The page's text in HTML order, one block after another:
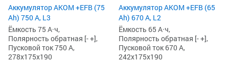
Аккумулятор AKOM +EFB (75
Ah) 750 А, L3
Ёмкость 75 А·ч,
Полярность обратная [- +],
Пусковой ток 750 А,
278x175x190
Аккумулятор AKOM +EFB (65
Ah) 670 А, L2
Ёмкость 65 А·ч,
Полярность обратная [- +],
Пусковой ток 670 А,
242x175x190